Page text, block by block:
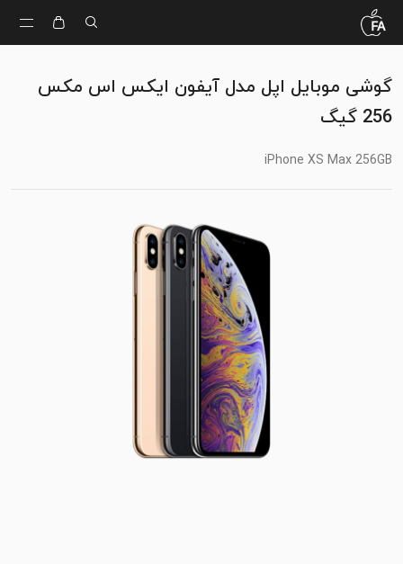
گوشی موبایل اپل مدل آیفون ایکس اس مکس
256 گیگ
iPhone XS Max 256GB